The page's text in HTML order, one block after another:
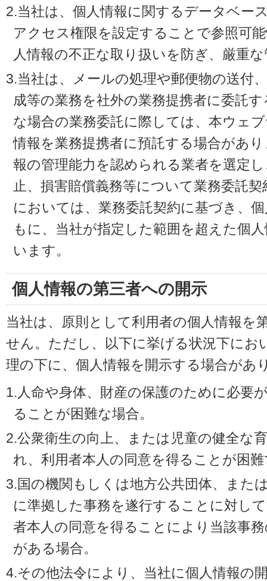
2.当社は、個人情報に関するデータベー
アクセス権限を設定することで参照可
人情報の不正な取り扱いを防ぎ、厳重
3.当社は、メールの処理や郵便物の送付
成等の業務を社外の業務提携者に委託
な場合の業務委託に際しては、本ウェ
情報を業務提携者に預託する場合があ
報の管理能力を認められる業者を選定
止、損害賠償義務等について業務委託
においては、業務委託契約に基づき、
もに、当社が指定した範囲を超えた個
います。
個人情報の第三者への開示
当社は、原則として利用者の個人情報を
せん。ただし、以下に挙げる状況下にお
理の下に、個人情報を開示する場合があ
1.人命や身体、財産の保護のために必要
ることが困難な場合。
2.公衆衛生の向上、または児童の健全な
れ、利用者本人の同意を得ることが困
3.国の機関もしくは地方公共団体、また
に準拠した事務を遂行することに対し
者本人の同意を得ることにより当該事
がある場合。
4.その他法令により、当社に個人情報の